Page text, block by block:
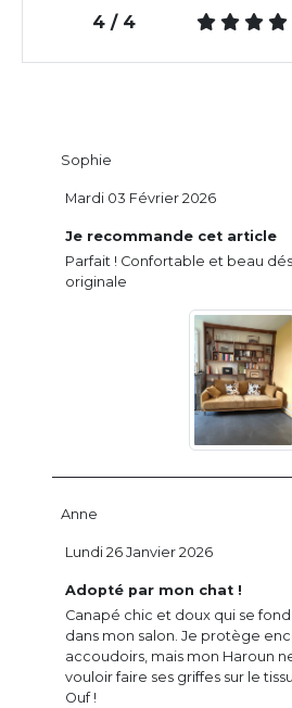
4 / 4
Sophie
Je recommande cet article
Parfait ! Confortable et beau
originale
Mardi 03 Février 2026
Anne
Adopté par mon chat !
Canapé chic et doux qui se
dans mon salon. Je protège
accoudoirs, mais mon Haroun
vouloir faire ses griffes sur le
Ouf !
Lundi 26 Janvier 2026